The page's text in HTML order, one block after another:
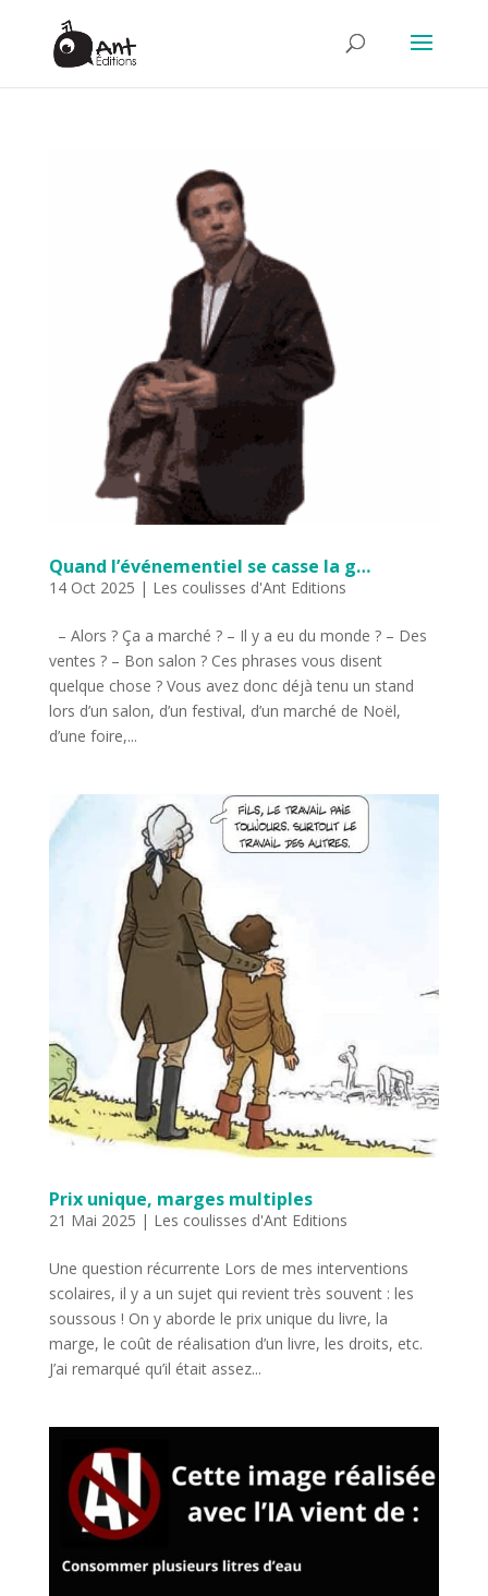
Quand l’événementiel se casse la g…
14 Oct 2025 | Les coulisses d'Ant Editions
– Alors ? Ça a marché ? – Il y a eu du monde ? – Des
ventes ? – Bon salon ? Ces phrases vous disent
quelque chose ? Vous avez donc déjà tenu un stand
lors d’un salon, d’un festival, d’un marché de Noël,
d’une foire,...
Prix unique, marges multiples
21 Mai 2025 | Les coulisses d'Ant Editions
Une question récurrente Lors de mes interventions
scolaires, il y a un sujet qui revient très souvent : les
soussous ! On y aborde le prix unique du livre, la
marge, le coût de réalisation d’un livre, les droits, etc.
J’ai remarqué qu’il était assez...